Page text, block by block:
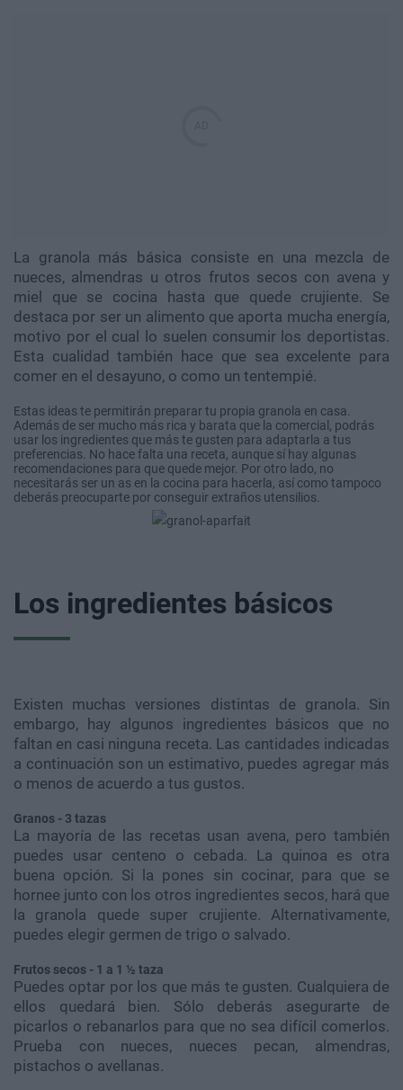
La granola más básica consiste en una mezcla de
nueces, almendras u otros frutos secos con avena y
miel que se cocina hasta que quede crujiente. Se
destaca por ser un alimento que aporta mucha energía,
motivo por el cual lo suelen consumir los deportistas.
Esta cualidad también hace que sea excelente para
comer en el desayuno, o como un tentempié.
Estas ideas te permitirán preparar tu propia granola en casa.
Además de ser mucho más rica y barata que la comercial, podrás
usar los ingredientes que más te gusten para adaptarla a tus
preferencias. No hace falta una receta, aunque sí hay algunas
recomendaciones para que quede mejor. Por otro lado, no
necesitarás ser un as en la cocina para hacerla, así como tampoco
deberás preocuparte por conseguir extraños utensilios.
Los ingredientes básicos
Existen muchas versiones distintas de granola. Sin
embargo, hay algunos ingredientes básicos que no
faltan en casi ninguna receta. Las cantidades indicadas
a continuación son un estimativo, puedes agregar más
o menos de acuerdo a tus gustos.
Granos - 3 tazas
La mayoría de las recetas usan avena, pero también
puedes usar centeno o cebada. La quinoa es otra
buena opción. Si la pones sin cocinar, para que se
hornee junto con los otros ingredientes secos, hará que
la granola quede super crujiente. Alternativamente,
puedes elegir germen de trigo o salvado.
Frutos secos - 1 a 1 ½ taza
Puedes optar por los que más te gusten. Cualquiera de
ellos quedará bien. Sólo deberás asegurarte de
picarlos o rebanarlos para que no sea difícil comerlos.
Prueba con nueces, nueces pecan, almendras,
pistachos o avellanas.